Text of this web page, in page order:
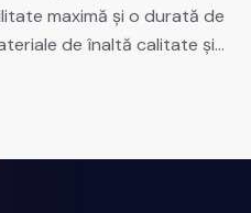
maximă și o durată de
de înaltă calitate și…